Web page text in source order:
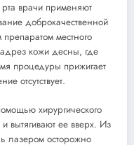
врачи применяют
доброкачественной
местного
кожи десны, где
процедуры прижигает
отсутствует.
хирургического
вытягивают ее вверх. Из
лазером осторожно